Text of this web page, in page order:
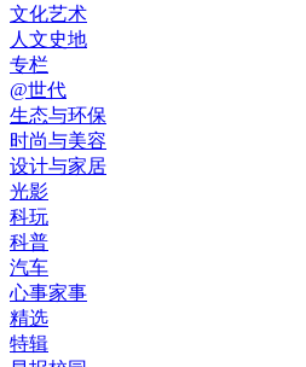
文化艺术
人文史地
专栏
@世代
生态与环保
时尚与美容
设计与家居
光影
科玩
科普
汽车
心事家事
精选
特辑